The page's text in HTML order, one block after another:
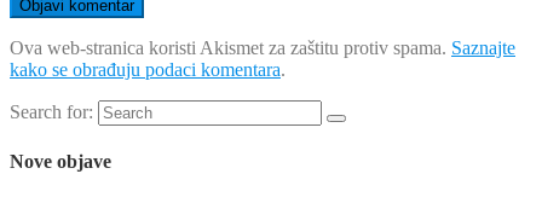
Ova web-stranica koristi Akismet za zaštitu protiv spama. Saznajte
kako se obrađuju podaci komentara.
Search for:
Nove objave